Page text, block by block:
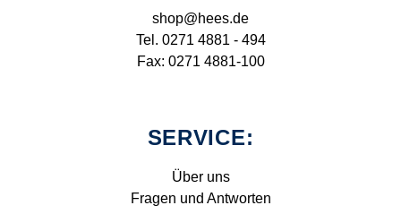
shop@hees.de
Tel. 0271 4881 - 494
Fax: 0271 4881-100
SERVICE:
Über uns
Fragen und Antworten